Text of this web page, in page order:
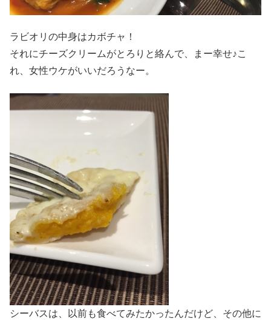
ラビオリの中身はカボチャ！
それにチーズクリームがとろりと絡んで、まー幸せ♪こ
れ、女性ウケがいいだろうなー。
シーバスは、以前も食べてみたかったんだけど、その他に